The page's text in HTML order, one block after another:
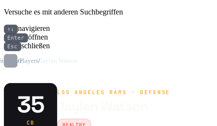
Versuche es mit anderen Suchbegriffen
↑↓ navigieren
Enter öffnen
Esc schließen
/Players/ Jaylen Watson
35
CB
LOS ANGELES RAMS · DEFENSE
HEALTHY